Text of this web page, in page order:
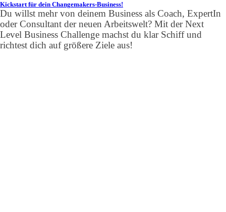
Kickstart für dein Changemakers-Business!
Du willst mehr von deinem Business als Coach, ExpertIn
oder Consultant der neuen Arbeitswelt? Mit der Next
Level Business Challenge machst du klar Schiff und
richtest dich auf größere Ziele aus!